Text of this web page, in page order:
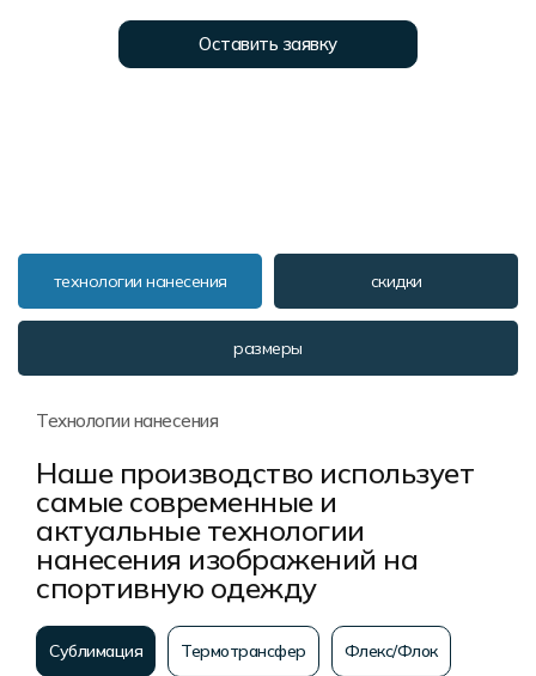
Оставить заявку
технологии нанесения скидки
размеры
Технологии нанесения
Наше производство использует
самые современные и
актуальные технологии
нанесения изображений на
спортивную одежду
Сублимация Термотрансфер Флекс/Флок
Форма в наличии
Распродажа
Реквизиты
Система скидок и наценок
Пользовательское соглашение